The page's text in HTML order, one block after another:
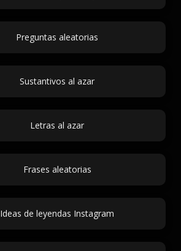
Preguntas aleatorias
Sustantivos al azar
Letras al azar
Frases aleatorias
Ideas de leyendas Instagram